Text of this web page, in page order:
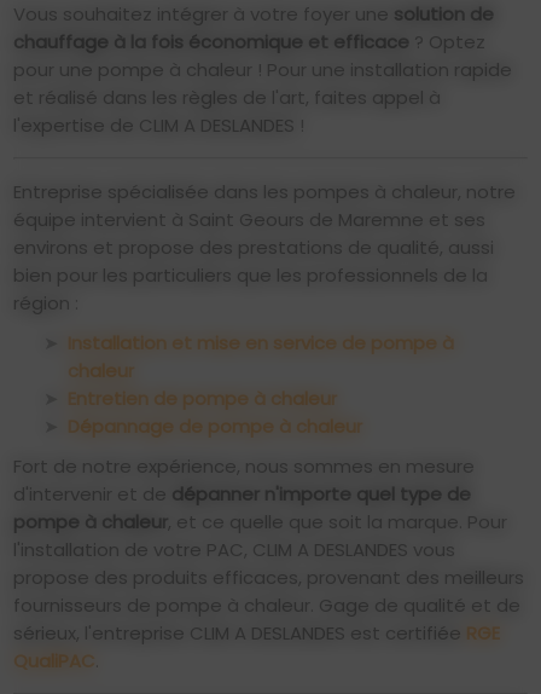
Vous souhaitez intégrer à votre foyer une solution de
chauffage à la fois économique et efficace ? Optez
pour une pompe à chaleur ! Pour une installation rapide
et réalisé dans les règles de l'art, faites appel à
l'expertise de CLIM A DESLANDES !
Entreprise spécialisée dans les pompes à chaleur, notre
équipe intervient à Saint Geours de Maremne et ses
environs et propose des prestations de qualité, aussi
bien pour les particuliers que les professionnels de la
région :
Installation et mise en service de pompe à
chaleur
Entretien de pompe à chaleur
Dépannage de pompe à chaleur
Fort de notre expérience, nous sommes en mesure
d'intervenir et de dépanner n'importe quel type de
pompe à chaleur, et ce quelle que soit la marque. Pour
l'installation de votre PAC, CLIM A DESLANDES vous
propose des produits efficaces, provenant des meilleurs
fournisseurs de pompe à chaleur. Gage de qualité et de
sérieux, l'entreprise CLIM A DESLANDES est certifiée RGE
QualiPAC